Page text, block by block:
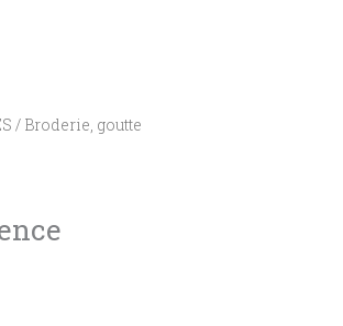
/ Broderie, goutte